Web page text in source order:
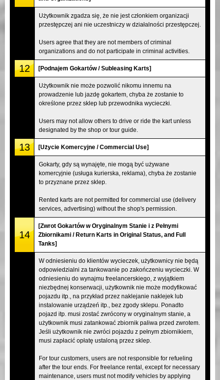
Użytkownik zgadza się, że nie jest członkiem organizacji
przestępczej ani nie uczestniczy w działalności przestępczej.
Users agree that they are not members of criminal
organizations and do not participate in criminal activities.
12 [Podnajem Gokartów / Subleasing Karts]
Użytkownik nie może pozwolić nikomu innemu na
prowadzenie lub jazdę gokartem, chyba że zostanie to
określone przez sklep lub przewodnika wycieczki.
Users may not allow others to drive or ride the kart unless
designated by the shop or tour guide.
13 [Użycie Komercyjne / Commercial Use]
Gokarty, gdy są wynajęte, nie mogą być używane
komercyjnie (usługa kurierska, reklama), chyba że zostanie
to przyznane przez sklep.
Rented karts are not permitted for commercial use (delivery
services, advertising) without the shop's permission.
14
[Zwrot Gokartów w Oryginalnym Stanie i z Pełnymi
Zbiornikami / Return Karts in Original Status, and Full
Tanks]
W odniesieniu do klientów wycieczek, użytkownicy nie będą
odpowiedzialni za tankowanie po zakończeniu wycieczki. W
odniesieniu do wynajmu freelancerskiego, z wyjątkiem
niezbędnej konserwacji, użytkownik nie może modyfikować
pojazdu itp., na przykład przez naklejanie naklejek lub
instalowanie urządzeń itp., bez zgody sklepu. Ponadto
pojazd itp. musi zostać zwrócony w oryginalnym stanie, a
użytkownik musi zatankować zbiornik paliwa przed zwrotem.
Jeśli użytkownik nie zwróci pojazdu z pełnym zbiornikiem,
musi zapłacić opłatę ustaloną przez sklep.
For tour customers, users are not responsible for refueling
after the tour ends. For freelance rental, except for necessary
maintenance, users must not modify vehicles by applying